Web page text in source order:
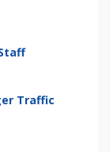
Traffic